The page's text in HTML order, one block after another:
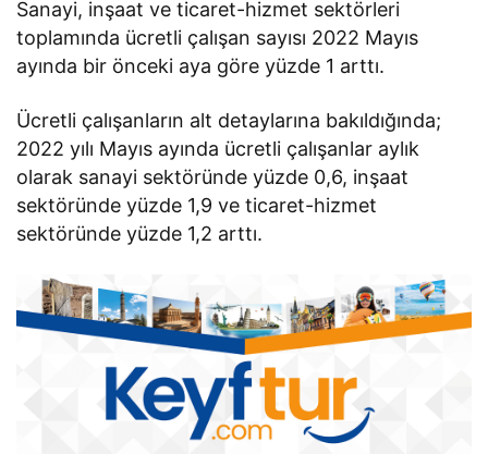
Sanayi, inşaat ve ticaret-hizmet sektörleri
toplamında ücretli çalışan sayısı 2022 Mayıs
ayında bir önceki aya göre yüzde 1 arttı.
Ücretli çalışanların alt detaylarına bakıldığında;
2022 yılı Mayıs ayında ücretli çalışanlar aylık
olarak sanayi sektöründe yüzde 0,6, inşaat
sektöründe yüzde 1,9 ve ticaret-hizmet
sektöründe yüzde 1,2 arttı.